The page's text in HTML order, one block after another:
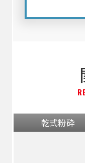
乾式粉砕